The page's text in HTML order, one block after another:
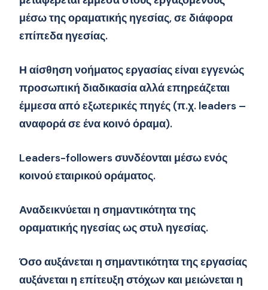
μέσω της οραματικής ηγεσίας, σε διάφορα
επίπεδα ηγεσίας.
Η αίσθηση νοήματος εργασίας είναι εγγενώς
προσωπική διαδικασία αλλά επηρεάζεται
έμμεσα από εξωτερικές πηγές (π.χ. leaders –
αναφορά σε ένα κοινό όραμα).
Leaders-followers συνδέονται μέσω ενός
κοινού εταιρικού οράματος.
Αναδεικνύεται η σημαντικότητα της
οραματικής ηγεσίας ως στυλ ηγεσίας.
Όσο αυξάνεται η σημαντικότητα της εργασίας
αυξάνεται η επίτευξη στόχων και μειώνεται η